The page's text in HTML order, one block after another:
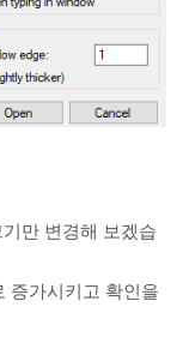
만 변경해 보겠습
증가시키고 확인을